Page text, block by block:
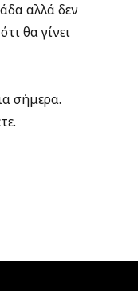
αλλά δεν
θα γίνει
σήμερα.